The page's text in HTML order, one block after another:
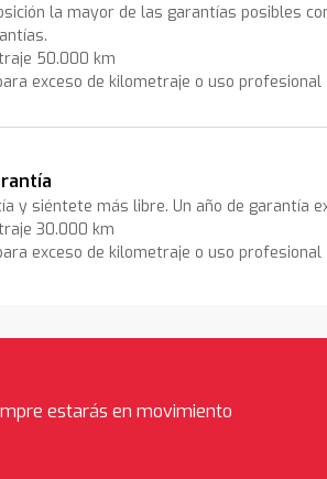
la mayor de las garantías posibles
50.000 km
exceso de kilometraje o uso profesional
y siéntete más libre. Un año de garantía
30.000 km
exceso de kilometraje o uso profesional
estarás en movimiento